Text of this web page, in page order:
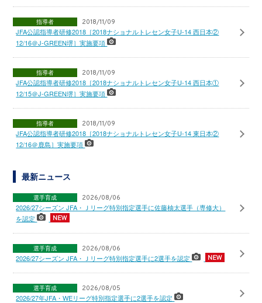
指導者 2018/11/09
JFA公認指導者研修2018［2018ナショナルトレセン女子U-14 西日本②
12/16＠J-GREEN堺］実施要項
指導者 2018/11/09
JFA公認指導者研修2018［2018ナショナルトレセン女子U-14 西日本①
12/15＠J-GREEN堺］実施要項
指導者 2018/11/09
JFA公認指導者研修2018［2018ナショナルトレセン女子U-14 東日本②
12/16＠鹿島］実施要項
最新ニュース
選手育成 2026/08/06
2026/27シーズン JFA・Ｊリーグ特別指定選手に佐藤柚太選手（専修大）
を認定
選手育成 2026/08/06
2026/27シーズン JFA・Ｊリーグ特別指定選手に2選手を認定
選手育成 2026/08/05
2026/27年JFA・WEリーグ特別指定選手に2選手を認定